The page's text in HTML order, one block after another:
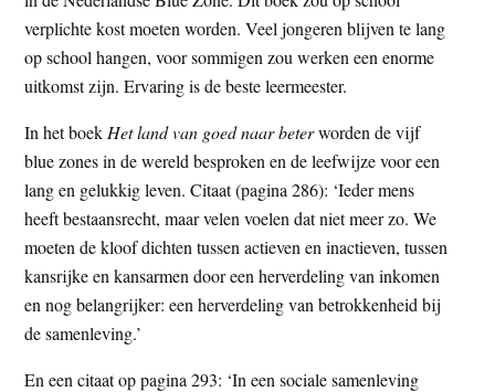
verplichte kost moeten worden. Veel jongeren blijven te lang
op school hangen, voor sommigen zou werken een enorme
uitkomst zijn. Ervaring is de beste leermeester.
In het boek Het land van goed naar beterworden de vijf
blue zones in de wereld besproken en de leefwijze voor een
lang en gelukkig leven. Citaat (pagina 286): ‘Ieder mens
heeft bestaansrecht, maar velen voelen dat niet meer zo. We
moeten de kloof dichten tussen actieven en inactieven, tussen
kansrijke en kansarmen door een herverdeling van inkomen
en nog belangrijker: een herverdeling van betrokkenheid bij
de samenleving.’
En een citaat op pagina 293: ‘In een sociale samenleving